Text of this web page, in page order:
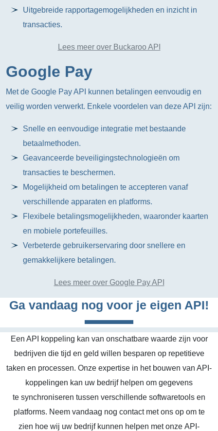
Uitgebreide rapportagemogelijkheden en inzicht in
transacties.
Lees meer over Buckaroo API
Google Pay
Met de Google Pay API kunnen betalingen eenvoudig en
veilig worden verwerkt. Enkele voordelen van deze API zijn:
Snelle en eenvoudige integratie met bestaande
betaalmethoden.
Geavanceerde beveiligingstechnologieën om
transacties te beschermen.
Mogelijkheid om betalingen te accepteren vanaf
verschillende apparaten en platforms.
Flexibele betalingsmogelijkheden, waaronder kaarten
en mobiele portefeuilles.
Verbeterde gebruikerservaring door snellere en
gemakkelijkere betalingen.
Lees meer over Google Pay API
Ga vandaag nog voor je eigen API!
Een API koppeling kan van onschatbare waarde zijn voor
bedrijven die tijd en geld willen besparen op repetitieve
taken en processen. Onze expertise in het bouwen van API-
koppelingen kan uw bedrijf helpen om gegevens
te synchroniseren tussen verschillende softwaretools en
platforms. Neem vandaag nog contact met ons op om te
zien hoe wij uw bedrijf kunnen helpen met onze API-